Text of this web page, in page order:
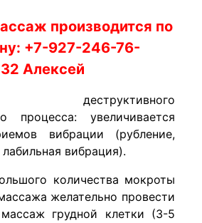
производится по
+7-927-246-76-
32 Алексей
деструктивного
процесса: увеличивается
вибрации (рубление,
вибрация).
количества мокроты
желательно провести
грудной клетки (3-5